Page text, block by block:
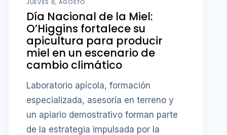
JUEVES 6, AGOSTO
Día Nacional de la Miel:
O’Higgins fortalece su
apicultura para producir
miel en un escenario de
cambio climático
Laboratorio apícola, formación
especializada, asesoría en terreno y
un apiario demostrativo forman parte
de la estrategia impulsada por la